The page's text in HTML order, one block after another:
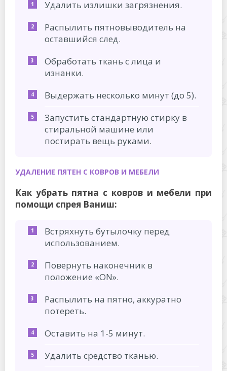
Удалить излишки загрязнения.
Распылить пятновыводитель на
оставшийся след.
Обработать ткань с лица и
изнанки.
Выдержать несколько минут (до 5).
Запустить стандартную стирку в
стиральной машине или
постирать вещь руками.
УДАЛЕНИЕ ПЯТЕН С КОВРОВ И МЕБЕЛИ
Как убрать пятна с ковров и мебели при
помощи спрея Ваниш:
Встряхнуть бутылочку перед
использованием.
Повернуть наконечник в
положение «ON».
Распылить на пятно, аккуратно
потереть.
Оставить на 1-5 минут.
Удалить средство тканью.